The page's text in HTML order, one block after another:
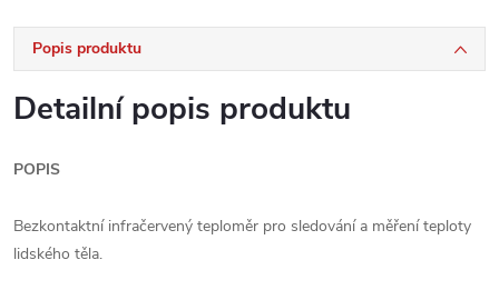
Popis produktu
Detailní popis produktu
POPIS
Bezkontaktní infračervený teploměr pro sledování a měření teploty
lidského těla.